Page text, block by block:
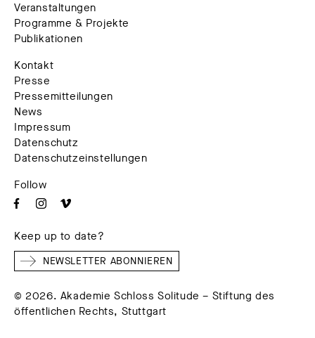
Veranstaltungen
Programme & Projekte
Publikationen
Kontakt
Presse
Pressemitteilungen
News
Impressum
Datenschutz
Datenschutzeinstellungen
Follow
Keep up to date?
NEWSLETTER ABONNIEREN
© 2026. Akademie Schloss Solitude – Stiftung des
öffentlichen Rechts, Stuttgart